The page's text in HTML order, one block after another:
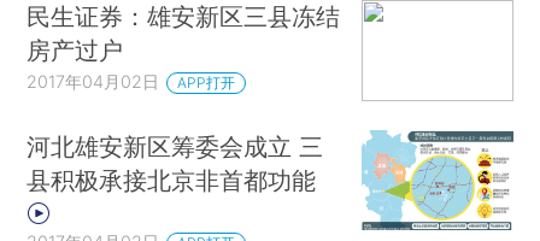
民生证券：雄安新区三县冻结
房产过户
2017年04月02日 APP打开
河北雄安新区筹委会成立 三
县积极承接北京非首都功能